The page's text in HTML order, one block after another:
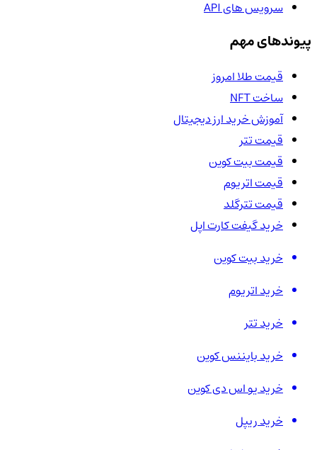
سرویس های API
پیوندهای مهم
قیمت طلا امروز
ساخت NFT
آموزش خرید ارز دیجیتال
قیمت تتر
قیمت بیت کوین
قیمت اتریوم
قیمت تترگلد
خرید گیفت کارت اپل
خرید بیت کوین
خرید اتریوم
خرید تتر
خرید بایننس کوین
خرید یو اس دی کوین
خرید ریپل